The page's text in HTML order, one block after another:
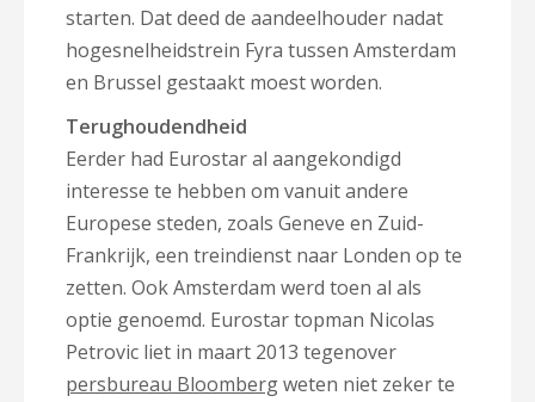
starten. Dat deed de aandeelhouder nadat
hogesnelheidstrein Fyra tussen Amsterdam
en Brussel gestaakt moest worden.
Terughoudendheid
Eerder had Eurostar al aangekondigd
interesse te hebben om vanuit andere
Europese steden, zoals Geneve en Zuid-
Frankrijk, een treindienst naar Londen op te
zetten. Ook Amsterdam werd toen al als
optie genoemd. Eurostar topman Nicolas
Petrovic liet in maart 2013 tegenover
persbureau Bloombergweten niet zeker te